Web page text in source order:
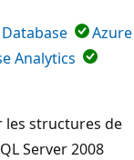
Azure
Analytics
les structures de
Server 2008